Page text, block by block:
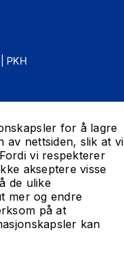
PKH
for å lagre
av nettsiden, slik at vi
vi respekterer
akseptere visse
de ulike
mer og endre
på at
kan